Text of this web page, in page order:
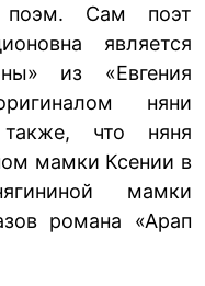
поэм. Сам поэт
является
из «Евгения
няни
также, что няня
мамки Ксении в
мамки
романа «Арап